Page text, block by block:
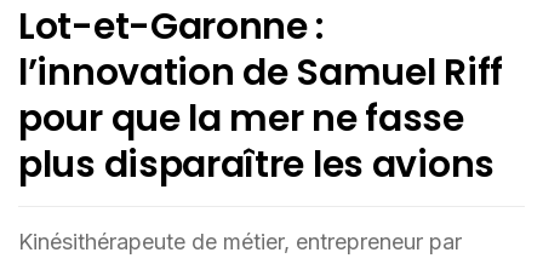
Lot-et-Garonne :
l’innovation de Samuel Riff
pour que la mer ne fasse
plus disparaître les avions
Kinésithérapeute de métier, entrepreneur par